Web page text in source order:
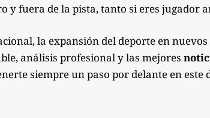
fuera de la pista, tanto si eres jugador
la expansión del deporte en
análisis profesional y las mejores
siempre un paso por delante en este